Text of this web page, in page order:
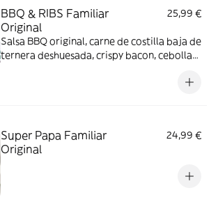
BBQ & RIBS Familiar
Original
25,99 €
Salsa BBQ original, carne de costilla baja de
ternera deshuesada, crispy bacon, cebolla
Super Papa Familiar
Original
24,99 €